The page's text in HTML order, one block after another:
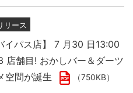
リース
イパス店】 7 月30 日13:00
店舗目! おかしバー＆ダーツ
空間が誕生
（750KB）